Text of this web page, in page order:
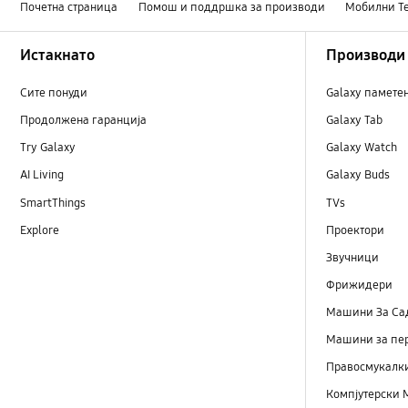
Почетна страница Помош и поддршка за производи Мобилни
Истакнато
Сите понуди
Продолжена гаранција
Try Galaxy
AI Living
SmartThings
Explore
Производи
Galaxy
Galaxy Tab
Galaxy Watch
Galaxy Buds
TVs
Проектори
Звучници
Фрижидери
Машини Зa
Машини за
Компјутерски